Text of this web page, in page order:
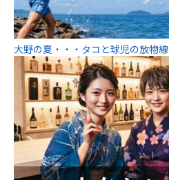
大野の夏・・・タコと球児の放物線